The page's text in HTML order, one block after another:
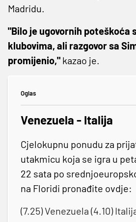
Madridu.
"Bilo je ugovornih poteškoća
klubovima, ali razgovor sa
promijenio," kazao je.
Oglas
Venezuela - Italija
Cjelokupnu ponudu za
utakmicu koja se igra u
22 sata po
na Floridi pronađite ovdje:
(7.25) Venezuela (4.10)